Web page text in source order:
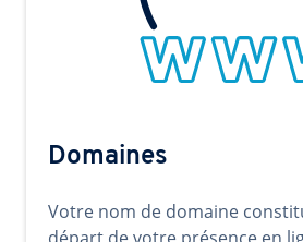
Domaines
Votre nom de domaine